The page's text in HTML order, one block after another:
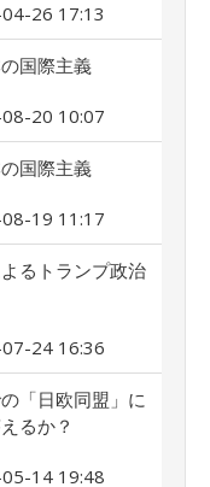
26 17:13
国際主義
20 10:07
国際主義
19 11:17
るトランプ政治
24 16:36
「日欧同盟」に
るか？
14 19:48